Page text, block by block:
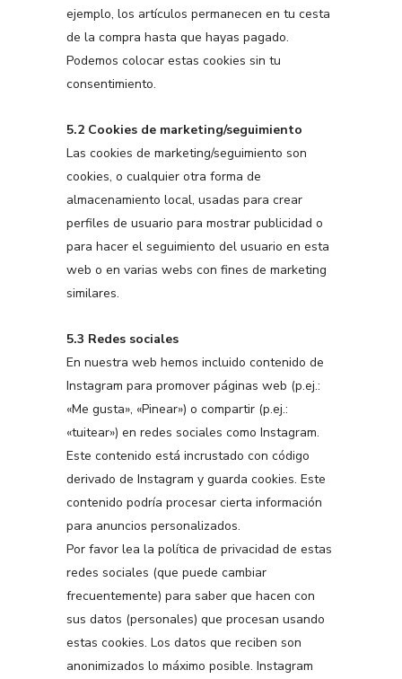
ejemplo, los artículos permanecen en tu cesta
de la compra hasta que hayas pagado.
Podemos colocar estas cookies sin tu
consentimiento.
5.2 Cookies de marketing/seguimiento
Las cookies de marketing/seguimiento son
cookies, o cualquier otra forma de
almacenamiento local, usadas para crear
perfiles de usuario para mostrar publicidad o
para hacer el seguimiento del usuario en esta
web o en varias webs con fines de marketing
similares.
5.3 Redes sociales
En nuestra web hemos incluido contenido de
Instagram para promover páginas web (p.ej.:
«Me gusta», «Pinear») o compartir (p.ej.:
«tuitear») en redes sociales como Instagram.
Este contenido está incrustado con código
derivado de Instagram y guarda cookies. Este
contenido podría procesar cierta información
para anuncios personalizados.
Por favor lea la política de privacidad de estas
redes sociales (que puede cambiar
frecuentemente) para saber que hacen con
sus datos (personales) que procesan usando
estas cookies. Los datos que reciben son
anonimizados lo máximo posible. Instagram